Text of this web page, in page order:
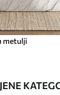
metulji